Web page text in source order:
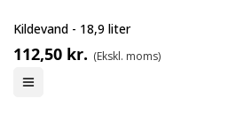
Kildevand - 18,9 liter
112,50 kr.